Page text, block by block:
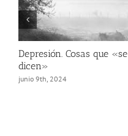
Depresión. Cosas que «se
dicen»
junio 9th, 2024